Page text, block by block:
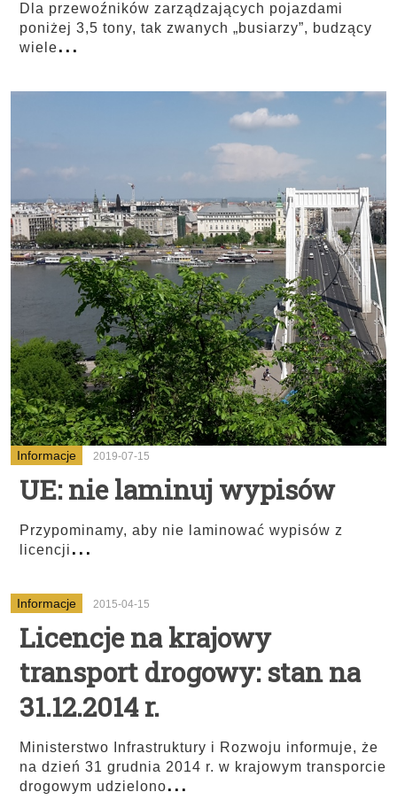
Dla przewoźników zarządzających pojazdami
poniżej 3,5 tony, tak zwanych „busiarzy”, budzący
wiele...
Informacje 2019-07-15
UE: nie laminuj wypisów
Przypominamy, aby nie laminować wypisów z
licencji...
Informacje 2015-04-15
Licencje na krajowy
transport drogowy: stan na
31.12.2014 r.
Ministerstwo Infrastruktury i Rozwoju informuje, że
na dzień 31 grudnia 2014 r. w krajowym transporcie
drogowym udzielono...